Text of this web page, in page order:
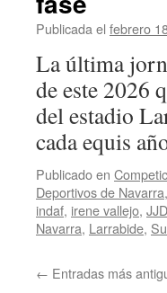
Publicada el febrero
La última
de este 2026
del estadio
cada equis
Publicado en
Deportivos de Navarra,
indaf, irene vallejo,
Navarra, Larrabide,
← Entradas más